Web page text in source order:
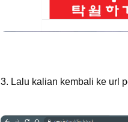
3. Lalu kalian kembali ke url